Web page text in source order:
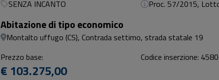
SENZA INCANTO
Proc. 57/2015,
Abitazione di tipo economico
Montalto uffugo (CS), Contrada settimo, strada statale 19
Prezzo base:
€ 103.275,00
Codice inserzione: